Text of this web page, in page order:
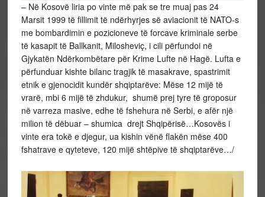
– Në Kosovë liria po vinte më pak se tre muaj pas 24
Marsit 1999 të fillimit të ndërhyrjes së aviacionit të NATO-s
me bombardimin e pozicioneve të forcave kriminale serbe
të kasapit të Ballkanit, Milosheviç, i cili përfundoi në
Gjykatën Ndërkombëtare për Krime Lufte në Hagë. Lufta e
përfunduar kishte bilanc tragjik të masakrave, spastrimit
etnik e gjenocidit kundër shqiptarëve: Mëse 12 mijë të
vrarë, mbi 6 mijë të zhdukur, shumë prej tyre të groposur
në varreza masive, edhe të fshehura në Serbi, e afër një
milion të dëbuar – shumica drejt Shqipërisë…Kosovës i
vinte era tokë e djegur, ua kishin vënë flakën mëse 400
fshatrave e qyteteve, 120 mijë shtëpive të shqiptarëve…/